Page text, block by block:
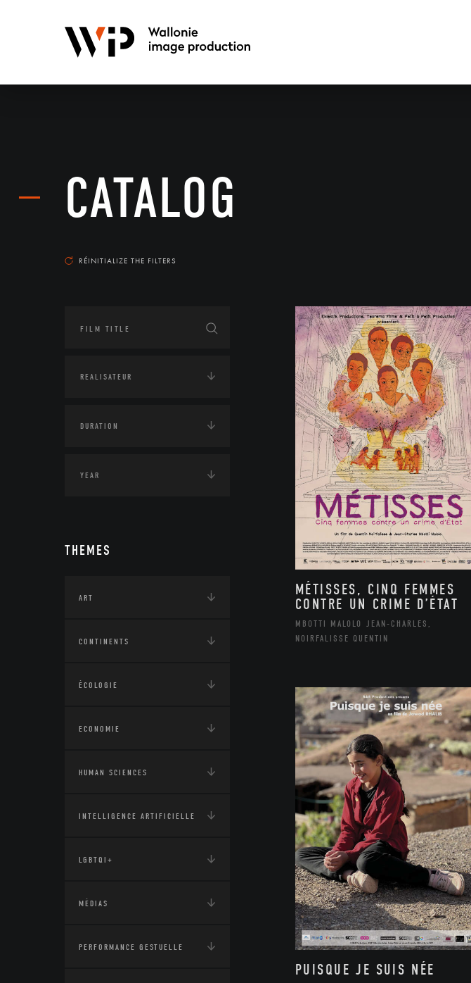
CATALOG
RÉINITIALIZE THE FILTERS
THEMES
ART
CONTINENTS
ÉCOLOGIE
ECONOMIE
HUMAN SCIENCES
INTELLIGENCE ARTIFICIELLE
LGBTQI+
MÉDIAS
PERFORMANCE GESTUELLE
MÉTISSES, CINQ FEMMES
CONTRE UN CRIME D’ÉTAT
MBOTTI MALOLO JEAN-CHARLES,
NOIRFALISSE QUENTIN
PUISQUE JE SUIS NÉE